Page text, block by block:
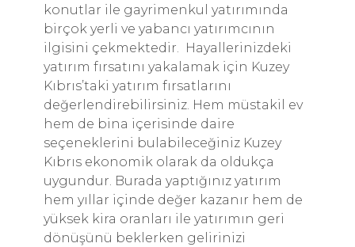
konutlar ile gayrimenkul yatırımında
birçok yerli ve yabancı yatırımcının
ilgisini çekmektedir. Hayallerinizdeki
yatırım fırsatını yakalamak için Kuzey
Kıbrıs’taki yatırım fırsatlarını
değerlendirebilirsiniz. Hem müstakil ev
hem de bina içerisinde daire
seçeneklerini bulabileceğiniz Kuzey
Kıbrıs ekonomik olarak da oldukça
uygundur. Burada yaptığınız yatırım
hem yıllar içinde değer kazanır hem de
yüksek kira oranları ile yatırımın geri
dönüşünü beklerken gelirinizi